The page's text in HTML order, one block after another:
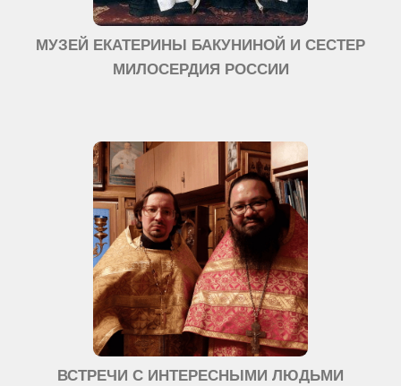
МУЗЕЙ ЕКАТЕРИНЫ БАКУНИНОЙ И СЕСТЕР
МИЛОСЕРДИЯ РОССИИ
ВСТРЕЧИ С ИНТЕРЕСНЫМИ ЛЮДЬМИ